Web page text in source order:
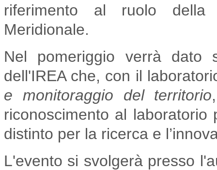
riferimento al ruolo della
Meridionale.
Nel pomeriggio verrà dato
dell'IREA che, con il
e monitoraggio del territorio
riconoscimento al
distinto per la ricerca e
L'evento si svolgerà presso